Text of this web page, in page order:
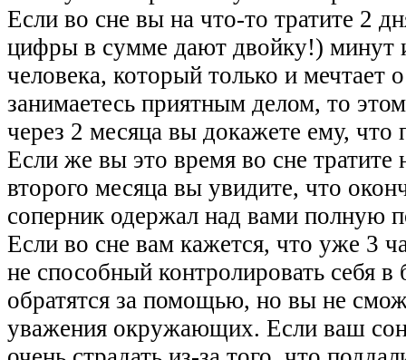
Если во сне вы на что-то тратите 2
цифры в сумме дают двойку!) минут
человека, который только и
занимаетесь приятным делом, то
через 2 месяца вы докажете ему, что
Если же вы это время во сне тратите
второго месяца вы увидите, что
соперник одержал над вами полную
Если во сне вам кажется, что уже 3
не способный контролировать себя
обратятся за помощью, но вы не
уважения окружающих. Если ваш